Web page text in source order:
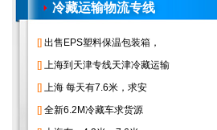
冷藏运输物流专线